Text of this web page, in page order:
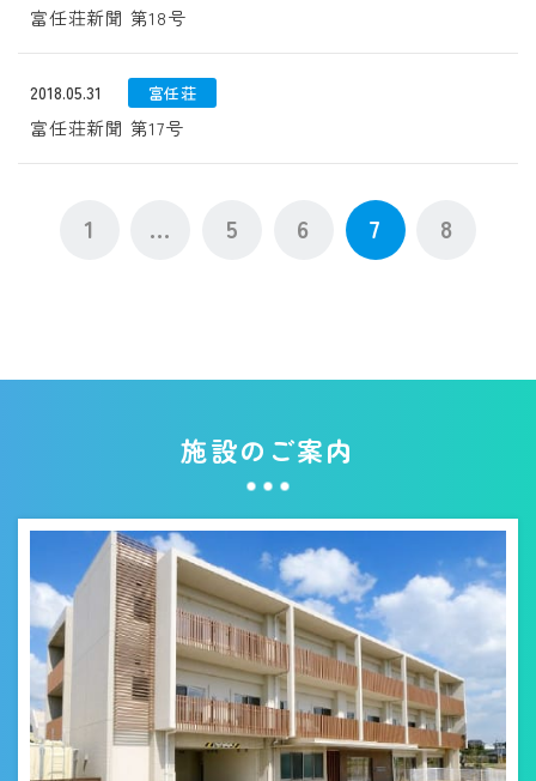
富任荘新聞 第18号
2018.05.31 富任荘
富任荘新聞 第17号
1 ... 5 6 7 8
施設のご案内